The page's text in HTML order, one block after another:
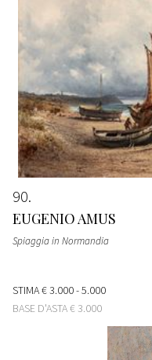
90
EUGENIO AMUS
Spiaggia in Normandia
STIMA€ 3.000 - 5.000
BASE D'ASTA€ 3.000